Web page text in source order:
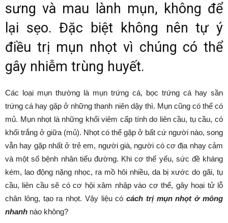
sưng và mau lành mụn, không để
lại sẹo. Đặc biệt không nên tự ý
điều trị mụn nhọt vì chúng có thể
gây nhiễm trùng huyết.
Các loại mụn thường là mụn trứng cá, bọc trứng cá hay sần
trứng cá hay gặp ở những thanh niên dậy thì. Mụn cũng có thể có
mủ. Mụn nhọt là những khối viêm cấp tính do liên cầu, tụ cầu, có
khối trắng ở giữa (mủ). Nhọt có thể gặp ở bất cứ người nào, song
vẫn hay gặp nhất ở trẻ em, người già, người có cơ địa nhạy cảm
và một số bệnh nhân tiểu đường. Khi cơ thể yếu, sức đề kháng
kém, lao động nặng nhọc, ra mồ hôi nhiều, da bị xước do gãi, tụ
cầu, liên cầu sẽ có cơ hội xâm nhập vào cơ thể, gây hoại tử lỗ
chân lông, tạo ra nhọt. Vậy liệu cócách trị mụn nhọt ở mông
nhanh nào không?